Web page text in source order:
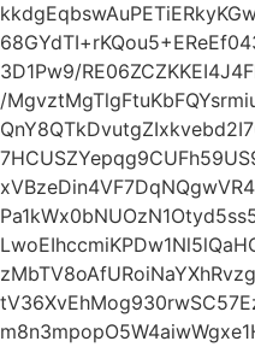
3D1Pw9/
/